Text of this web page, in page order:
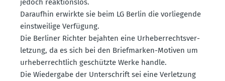
jedoch reakti­onslos.
Daraufhin erwirkte sie beim LG Berlin die vorlie­gende
einst­weilige Verfügung.
Die Berliner Richter bejahten eine Urheber­rechts­ver­
letzung, da es sich bei den Brief­marken-Motiven um
urheber­rechtlich geschützte Werke handle.
Die Wiedergabe der Unter­schrift sei eine Verletzung